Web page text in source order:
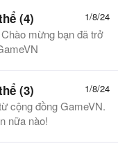
1/8/24
(4)
mừng bạn đã trở
1/8/24
(3)
cộng đồng GameVN.
nữa nào!